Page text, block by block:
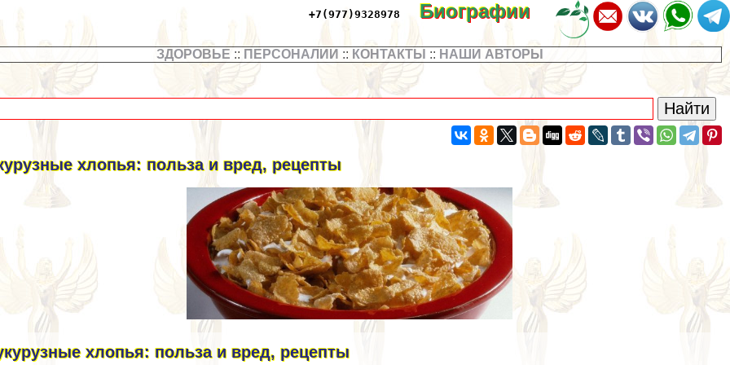
+7(977)9328978 Биографии
ЗДОРОВЬЕ :: ПЕРСОНАЛИИ :: КОНТАКТЫ :: НАШИ АВТОРЫ
хлопья: польза и вред, рецепты
хлопья: польза и вред, рецепты